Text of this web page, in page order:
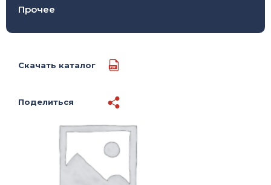
- Кабельные (переносные) вилки и розетки
- Комплектные устройства и тройники
Прочее
Скачать каталог
Поделиться